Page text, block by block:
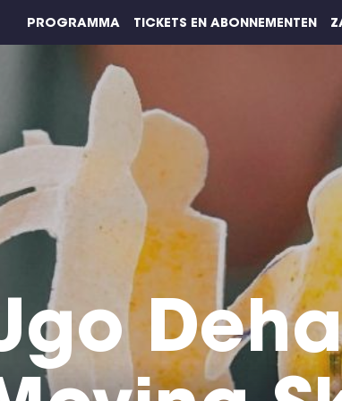
PROGRAMMA TICKETS EN ABONNEMENTEN